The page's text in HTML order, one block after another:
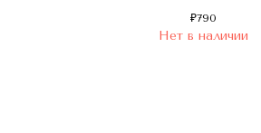
₽790
Нет в наличии